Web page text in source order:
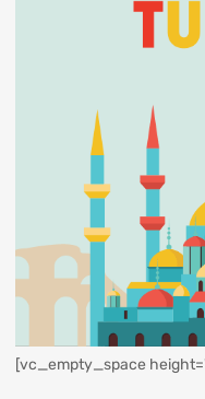
[vc_empty_space